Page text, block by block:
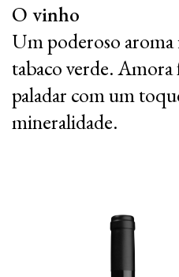
O vinho
Um poderoso
tabaco verde. Amora
paladar com um
mineralidade.